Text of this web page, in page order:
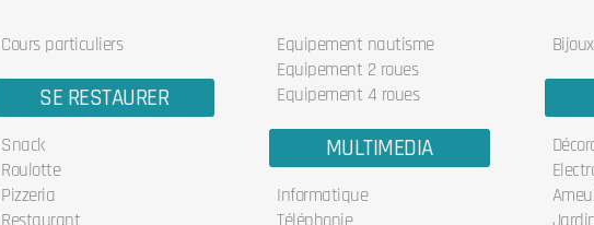
Cours particuliers
SE RESTAURER
Snack
Roulotte
Pizzeria
Equipement nautisme
Equipement 2 roues
Equipement 4 roues
MULTIMEDIA
Informatique